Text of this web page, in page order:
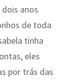
anos
de toda
tinha
eles
por trás das